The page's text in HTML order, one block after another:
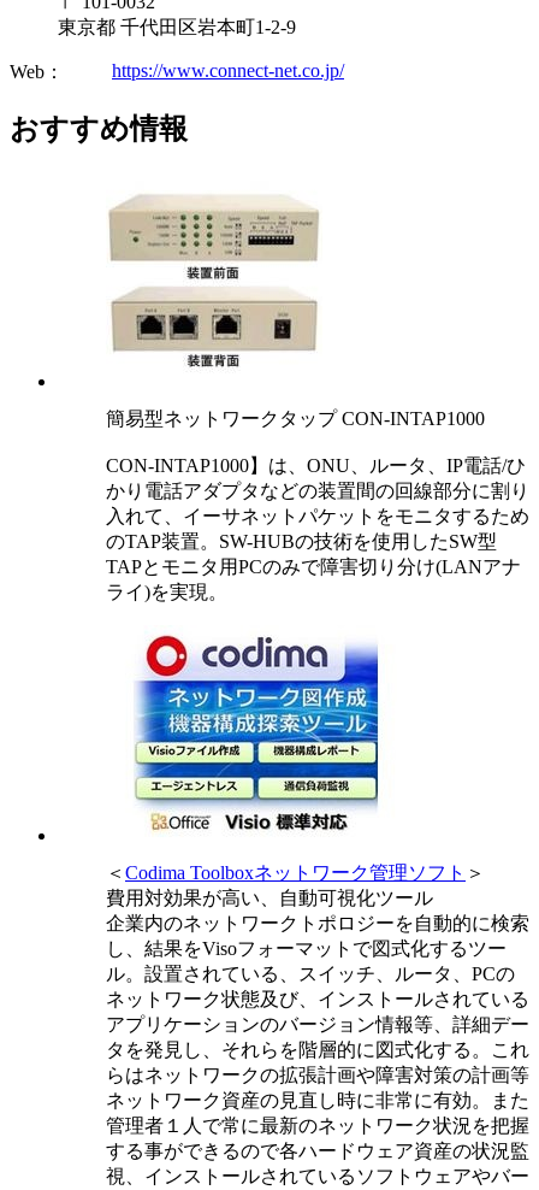
東京都 千代田区岩本町1-2-9
Web： https://www.connect-net.co.jp/
おすすめ情報
簡易型ネットワークタップ CON-INTAP1000
CON-INTAP1000】は、ONU、ルータ、IP電話/ひ
かり電話アダプタなどの装置間の回線部分に割り
入れて、イーサネットパケットをモニタするため
のTAP装置。SW-HUBの技術を使用したSW型
TAPとモニタ用PCのみで障害切り分け(LANアナ
ライ)を実現。
＜ Codima Toolboxネットワーク管理ソフト ＞
費用対効果が高い、自動可視化ツール
企業内のネットワークトポロジーを自動的に検索
し、結果をVisoフォーマットで図式化するツー
ル。設置されている、スイッチ、ルータ、PCの
ネットワーク状態及び、インストールされている
アプリケーションのバージョン情報等、詳細デー
タを発見し、それらを階層的に図式化する。これ
らはネットワークの拡張計画や障害対策の計画等
ネットワーク資産の見直し時に非常に有効。また
管理者１人で常に最新のネットワーク状況を把握
する事ができるので各ハードウェア資産の状況監
視、インストールされているソフトウェアやバー